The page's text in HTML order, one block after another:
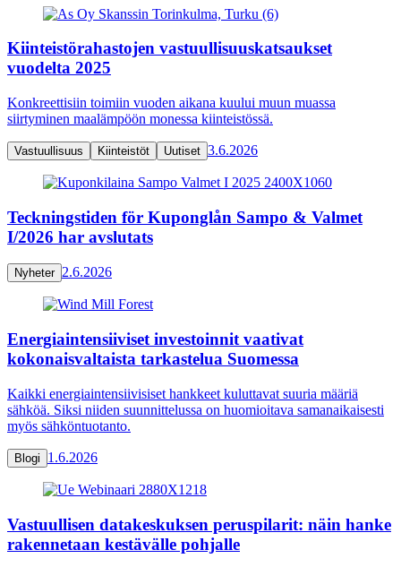
Kiinteistörahastojen vastuullisuuskatsaukset
vuodelta 2025
Konkreettisiin toimiin vuoden aikana kuului muun muassa
siirtyminen maalämpöön monessa kiinteistössä.
Vastuullisuus Kiinteistöt Uutiset 3.6.2026
Teckningstiden för Kuponglån Sampo & Valmet
I/2026 har avslutats
Nyheter 2.6.2026
Energiaintensiiviset investoinnit vaativat
kokonaisvaltaista tarkastelua Suomessa
Kaikki energiaintensiivisiset hankkeet kuluttavat suuria määriä
sähköä. Siksi niiden suunnittelussa on huomioitava samanaikaisesti
myös sähköntuotanto.
Blogi 1.6.2026
Vastuullisen datakeskuksen peruspilarit: näin hanke
rakennetaan kestävälle pohjalle